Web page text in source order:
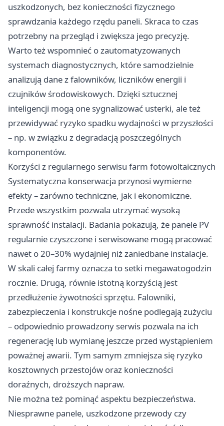
uszkodzonych, bez konieczności fizycznego
sprawdzania każdego rzędu paneli. Skraca to czas
potrzebny na przegląd i zwiększa jego precyzję.
Warto też wspomnieć o zautomatyzowanych
systemach diagnostycznych, które samodzielnie
analizują dane z falowników, liczników energii i
czujników środowiskowych. Dzięki sztucznej
inteligencji mogą one sygnalizować usterki, ale też
przewidywać ryzyko spadku wydajności w przyszłości
– np. w związku z degradacją poszczególnych
komponentów.
Korzyści z regularnego serwisu farm fotowoltaicznych
Systematyczna konserwacja przynosi wymierne
efekty – zarówno techniczne, jak i ekonomiczne.
Przede wszystkim pozwala utrzymać wysoką
sprawność instalacji. Badania pokazują, że panele PV
regularnie czyszczone i serwisowane mogą pracować
nawet o 20–30% wydajniej niż zaniedbane instalacje.
W skali całej farmy oznacza to setki megawatogodzin
rocznie. Drugą, równie istotną korzyścią jest
przedłużenie żywotności sprzętu. Falowniki,
zabezpieczenia i konstrukcje nośne podlegają zużyciu
– odpowiednio prowadzony serwis pozwala na ich
regenerację lub wymianę jeszcze przed wystąpieniem
poważnej awarii. Tym samym zmniejsza się ryzyko
kosztownych przestojów oraz konieczności
doraźnych, droższych napraw.
Nie można też pominąć aspektu bezpieczeństwa.
Niesprawne panele, uszkodzone przewody czy